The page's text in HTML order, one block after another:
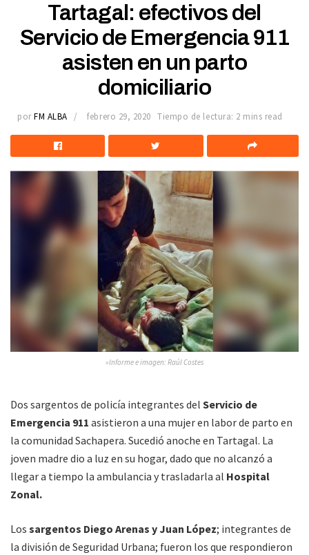
Tartagal: efectivos del
Servicio de Emergencia 911
asisten en un parto
domiciliario
por FM ALBA febrero 29, 2020 Tiempo de lectura: 2 mins read
»Informe e imagen: Raúl Costes
Dos sargentos de policía integrantes del Servicio de
Emergencia 911 asistieron a una mujer en labor de parto en
la comunidad Sachapera. Sucedió anoche en Tartagal. La
joven madre dio a luz en su hogar, dado que no alcanzó a
llegar a tiempo la ambulancia y trasladarla al Hospital
Zonal.
Los sargentos Diego Arenas y Juan López; integrantes de
la división de Seguridad Urbana; fueron los que respondieron